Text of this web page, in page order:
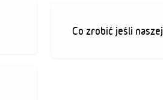
Co zrobić jeśli